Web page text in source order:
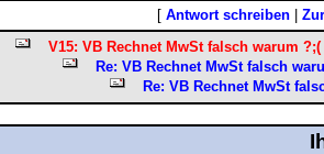
[ Antwort schreiben|
V15: VB Rechnet MwSt falsch warum ?;(
Re: VB Rechnet MwSt falsch
Re: VB Rechnet MwSt